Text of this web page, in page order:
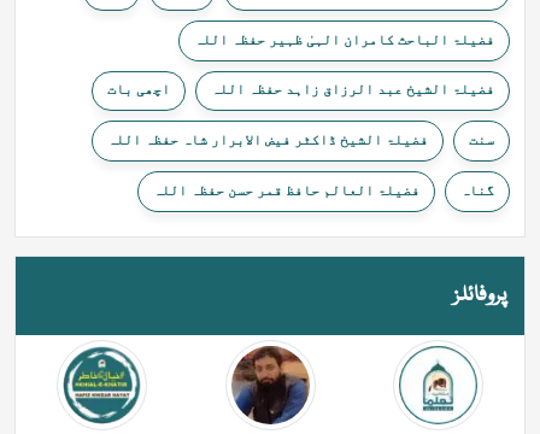
فضیلۃ الباحث کامران الہیٰ ظہیر حفظہ اللہ
فضیلۃ الشیخ عبد الرزاق زاہد حفظہ اللہ اچھی بات
سنت فضیلۃ الشیخ ڈاکٹر فیض الابرار شاہ حفظہ اللہ
گناہ فضیلۃ العالم حافظ قمر حسن حفظہ اللہ
پروفائلز